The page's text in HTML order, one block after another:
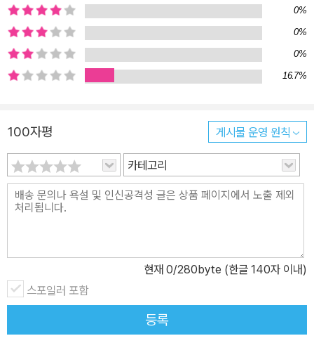
금, 여기, 우리에게 어떻게 사유의 깊이와 단단함을 가져다줄 수 있는
지 이 책의 저자 한나 스타크의 논의를 따라가 보자. 1장 “사유”는 서
양 역사에서 사유와 담론이 지닌 남성중심주의적 성격을 고찰하면서
페미니즘의 역사적 발생이 계몽주의와 자유주의 휴머니즘의 보편주
의에 내재된 ‘배제’에 대한 광범위한 비판과 연관되어 있음을 지적한
하는 들뢰즈의 사상이 페미니스트들에게 유용한 아군이 될 수 있음을
제시한 ‘되기’ 개념이, 왜 관계 맺기의 새로운 방식을 산출하게 되는
지, 그리고 생성의 개념으로 이해할 수 있는지 설명한다. 또 《천 개의
고원》의 열 번째 고원에서 중점적으로 논의하는 여성-되기, 아이-되
어 뤼스 이리가레, 앨리스 자딘, 로지 브라이도티 같은 페미니스트 학
자들의 들뢰즈 작업에 관한 초기의 비판적 평가도 소개한다. 3장 “욕
망”은 주로 《안티-오이디푸스》를 중심으로 정신분석학에 대한 들뢰
즈와 가타리의 문제 제기와 생산으로서의 욕망과 무의식이란 새로운
0%
0%
0%
16.7%
100자평 게시물 운영 원칙
카테고리
현재 0/280byte (한글 140자 이내)
스포일러 포함
등록